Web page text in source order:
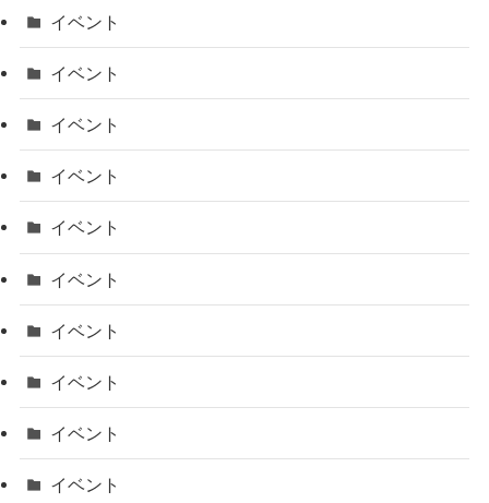
イベント
イベント
イベント
イベント
イベント
イベント
イベント
イベント
イベント
イベント